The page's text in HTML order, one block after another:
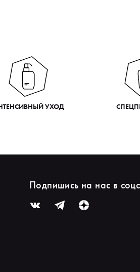
УХОД
Подпишись на нас в